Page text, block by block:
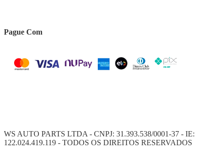
Pague Com
WS AUTO PARTS LTDA - CNPJ: 31.393.538/0001-37 - IE:
122.024.419.119 - TODOS OS DIREITOS RESERVADOS